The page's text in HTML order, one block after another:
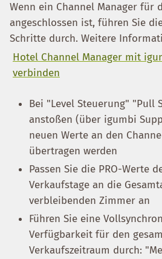
Wenn ein Channel Manager für
angeschlossen ist, führen Sie
Schritte durch. Weitere
Hotel Channel Manager mit
verbinden
Bei "Level Steuerung" "Pull
anstoßen (über igumbi
neuen Werte an den
übertragen werden
Passen Sie die PRO-Werte
Verkaufstage an die
verbleibenden Zimmer an
Führen Sie eine
Verfügbarkeit für den
Verkaufszeitraum durch: